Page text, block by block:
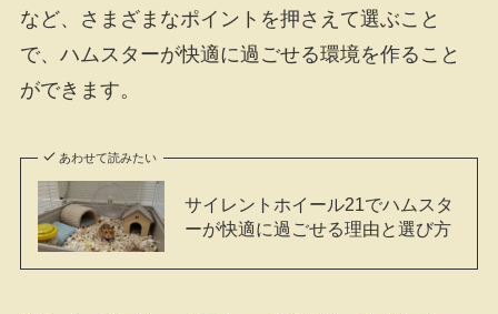
など、さまざまなポイントを押さえて選ぶこと
で、ハムスターが快適に過ごせる環境を作ること
ができます。
あわせて読みたい
サイレントホイール21でハムスタ
ーが快適に過ごせる理由と選び方